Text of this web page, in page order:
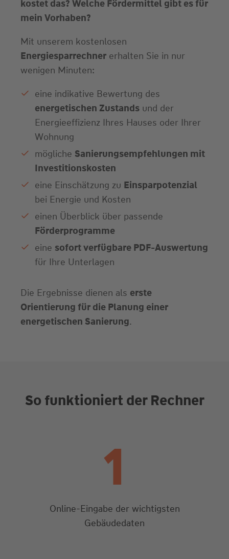
kostet das? Welche Fördermittel gibt es für
mein Vorhaben?
Mit unserem kostenlosen
Energiesparrechner erhalten Sie in nur
wenigen Minuten:
eine indikative Bewertung des
energetischen Zustands und der
Energieeffizienz Ihres Hauses oder Ihrer
Wohnung
mögliche Sanierungsempfehlungen mit
Investitionskosten
eine Einschätzung zu Einsparpotenzial
bei Energie und Kosten
einen Überblick über passende
Förderprogramme
eine sofort verfügbare PDF-Auswertung
für Ihre Unterlagen
Die Ergebnisse dienen als erste
Orientierung für die Planung einer
energetischen Sanierung.
So funktioniert der Rechner
1
Online-Eingabe der wichtigsten
Gebäudedaten